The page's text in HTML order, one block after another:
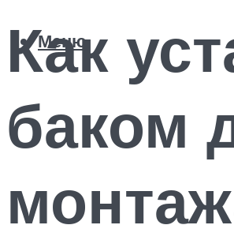
Меню
Как
баком